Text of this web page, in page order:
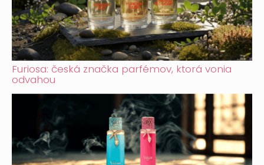
Furiosa: česká značka parfémov, ktorá vonia
odvahou